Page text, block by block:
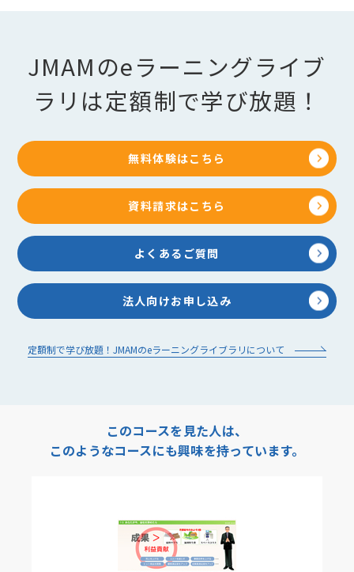
JMAMのeラーニングライブ
ラリは定額制で学び放題！
無料体験はこちら
資料請求はこちら
よくあるご質問
法人向けお申し込み
定額制で学び放題！JMAMのeラーニングライブラリについて
このコースを見た人は、
このようなコースにも興味を持っています。